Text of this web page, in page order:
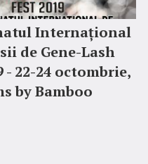
Internațional
de Gene-Lash
- 22-24 octombrie,
by Bamboo